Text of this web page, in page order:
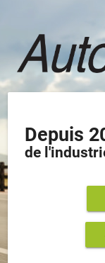
Depuis
de